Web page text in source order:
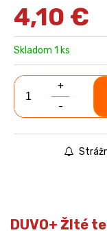
4,10 €
Skladom 1 ks
+
-
DUVO+ Žlté